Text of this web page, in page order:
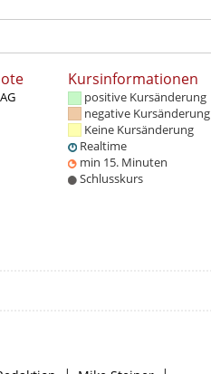
Kursinformationen
positive Kursänderung
negative Kursänderung
Keine Kursänderung
Realtime
min 15. Minuten
Schlusskurs